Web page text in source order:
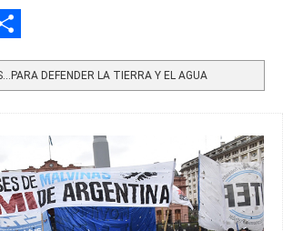
DEFENDER LA TIERRA Y EL AGUA